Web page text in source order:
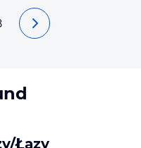
Łazy